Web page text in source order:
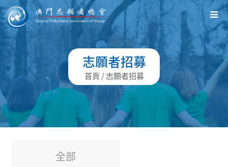
志願者招募
首頁 / 志願者招募
全部